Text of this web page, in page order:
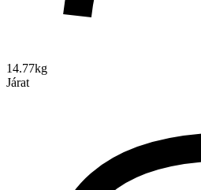
14.77kg
Járat